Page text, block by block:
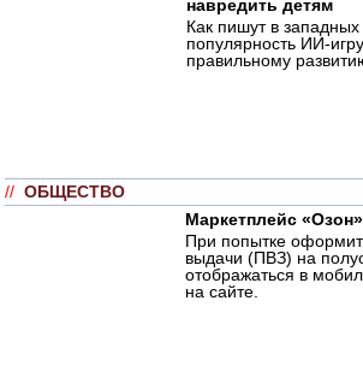
навредить детям
Как пишут в
популярность ИИ-
правильному
// ОБЩЕСТВО
Маркетплейс
При попытке
выдачи (ПВЗ) на
отображаться в
на сайте.